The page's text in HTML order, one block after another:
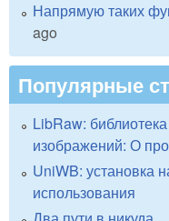
Напрямую таких
ago
Популярные
LibRaw:
изображений: О
UniWB: установка
использования